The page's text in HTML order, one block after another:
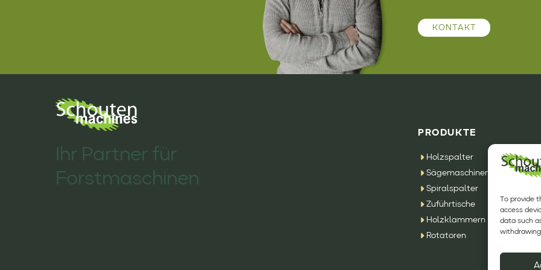
To provide
access
data such
KONTAKT
Ihr Partner für
Forstmaschinen
PRODUKTE
Holzspalter
Sägemaschinen
Spiralspalter
Zuführtische
Holzklammern
Rotatoren